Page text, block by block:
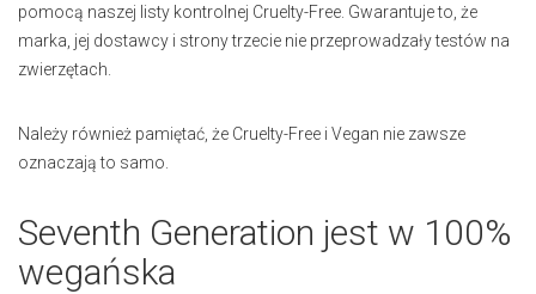
pomocą naszej listy kontrolnej Cruelty-Free. Gwarantuje to, że
marka, jej dostawcy i strony trzecie nie przeprowadzały testów na
zwierzętach.
Należy również pamiętać, że Cruelty-Free i Vegan nie zawsze
oznaczają to samo.
Seventh Generation jest w 100%
wegańska